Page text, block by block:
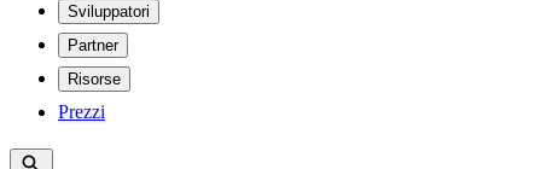
Sviluppatori
Partner
Risorse
Prezzi